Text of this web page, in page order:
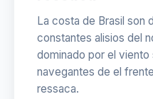
La costa de Brasil son
constantes alisios del
dominado por el viento
navegantes de el
ressaca.